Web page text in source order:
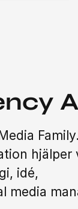
hjälper
idé,
media